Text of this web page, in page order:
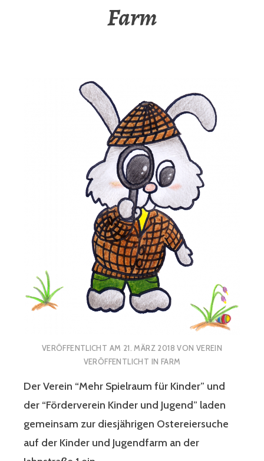
Farm
VERÖFFENTLICHT AM 21. MÄRZ 2018 VON VEREIN
VERÖFFENTLICHT IN FARM
Der Verein “Mehr Spielraum für Kinder” und
der “Förderverein Kinder und Jugend” laden
gemeinsam zur diesjährigen Ostereiersuche
auf der Kinder und Jugendfarm an der